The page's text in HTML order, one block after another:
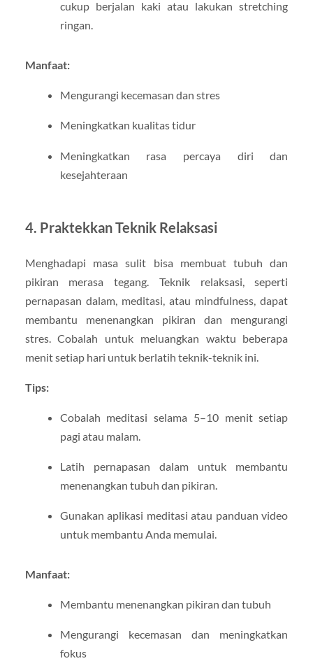
cukup berjalan kaki atau lakukan stretching
ringan.
Manfaat:
Mengurangi kecemasan dan stres
Meningkatkan kualitas tidur
Meningkatkan rasa percaya diri dan
kesejahteraan
4. Praktekkan Teknik Relaksasi
Menghadapi masa sulit bisa membuat tubuh dan
pikiran merasa tegang. Teknik relaksasi, seperti
pernapasan dalam, meditasi, atau mindfulness, dapat
membantu menenangkan pikiran dan mengurangi
stres. Cobalah untuk meluangkan waktu beberapa
menit setiap hari untuk berlatih teknik-teknik ini.
Tips:
Cobalah meditasi selama 5–10 menit setiap
pagi atau malam.
Latih pernapasan dalam untuk membantu
menenangkan tubuh dan pikiran.
Gunakan aplikasi meditasi atau panduan video
untuk membantu Anda memulai.
Manfaat:
Membantu menenangkan pikiran dan tubuh
Mengurangi kecemasan dan meningkatkan
fokus